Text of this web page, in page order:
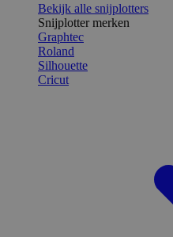
Bekijk alle snijplotters
Snijplotter merken
Graphtec
Roland
Silhouette
Cricut